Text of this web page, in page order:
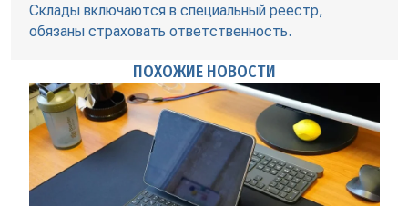
Склады включаются в специальный реестр,
обязаны страховать ответственность.
ПОХОЖИЕ НОВОСТИ